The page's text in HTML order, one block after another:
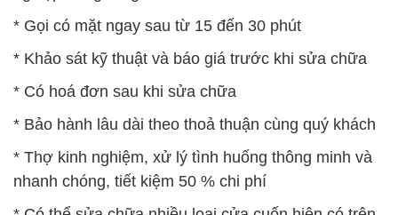
* Gọi có mặt ngay sau từ 15 đến 30 phút
* Khảo sát kỹ thuật và báo giá trước khi sửa chữa
* Có hoá đơn sau khi sửa chữa
* Bảo hành lâu dài theo thoả thuận cùng quý khách
* Thợ kinh nghiệm, xử lý tình huống thông minh và
nhanh chóng, tiết kiệm 50 % chi phí